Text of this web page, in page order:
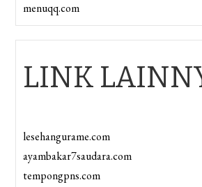
menuqq.com
LINK
lesehangurame.com
ayambakar7saudara.com
tempongpns.com